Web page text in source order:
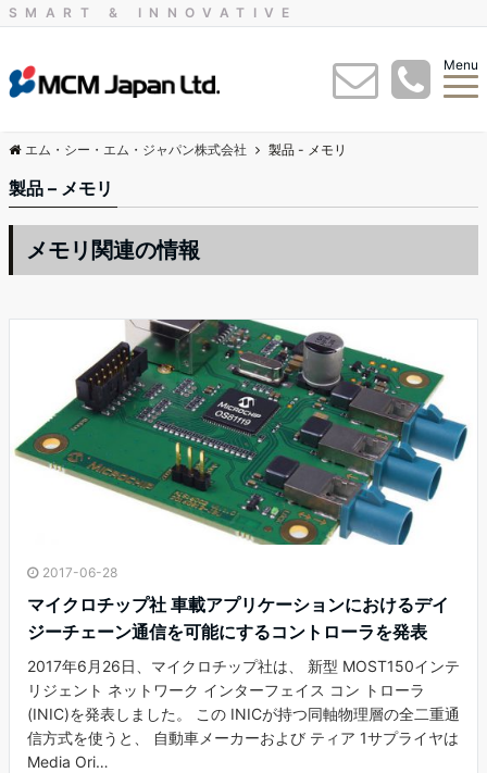
SMART & INNOVATIVE
Menu
エム・シー・エム・ジャパン株式会社 製品 - メモリ
製品 – メモリ
メモリ関連の情報
2017-06-28
マイクロチップ社 車載アプリケーションにおけるデイ
ジーチェーン通信を可能にするコントローラを発表
2017年6月26日、マイクロチップ社は、 新型 MOST150インテ
リジェント ネットワーク インターフェイス コン トローラ
(INIC)を発表しました。 この INICが持つ同軸物理層の全二重通
信方式を使うと、 自動車メーカーおよび ティア 1サプライヤは
Media Ori…